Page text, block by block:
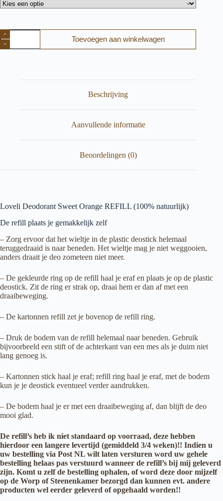
Loveli
Deodorant
Sweet
Toevoegen aan winkelwagen
Beschrijving
Aanvullende informatie
Beoordelingen (0)
Loveli Deodorant Sweet Orange REFILL (100% natuurlijk)
De refill plaats je gemakkelijk zelf
– Zorg ervoor dat het wieltje in de plastic deostick helemaal
teruggedraaid is naar beneden. Het wieltje mag je niet weggooien,
anders draait je deo zometeen niet meer.
– De gekleurde ring op de refill haal je eraf en plaats je op de plastic
deostick. Zit de ring er strak op, draai hem er dan af met een
draaibeweging.
– De kartonnen refill zet je bovenop de refill ring.
– Druk de bodem van de refill helemaal naar beneden. Gebruik
bijvoorbeeld een stift of de achterkant van een mes als je duim niet
lang genoeg is.
– Kartonnen stick haal je eraf; refill ring haal je eraf, met de bodem
kun je je deostick eventueel verder aandrukken.
– De bodem haal je er met een draaibeweging af, dan blijft de deo
mooi glad.
De refill’s heb ik niet standaard op voorraad, deze hebben
hierdoor een langere levertijd (gemiddeld 3/4 weken)!! Indien u
uw bestelling via Post NL wilt laten versturen word uw gehele
bestelling helaas pas verstuurd wanneer de refill’s bij mij geleverd
zijn. Komt u zelf de bestelling ophalen, of word deze door mijzelf
op de Worp of Steenenkamer bezorgd dan kunnen evt. andere
producten wel eerder geleverd of opgehaald worden!!